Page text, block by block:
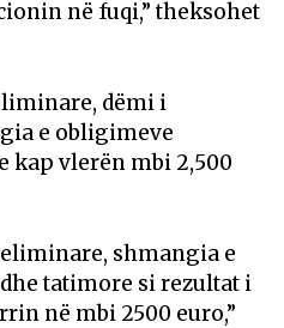
në fuqi,” theksohet
dëmi i
e obligimeve
kap vlerën mbi 2,500
shmangia e
tatimore si rezultat i
në mbi 2500 euro,”